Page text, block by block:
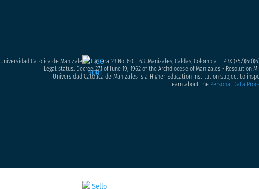
Universidad Católica de Manizales – Carrera 23 No. 60 – 63. Manizales, Caldas, Colombia – PBX (+57)
Legal status: Decree 271 of June 19, 1962 of the Archdiocese of Manizales - Resolution
Universidad Católica de Manizales is a Higher Education Institution subject to
Learn about the Personal Data